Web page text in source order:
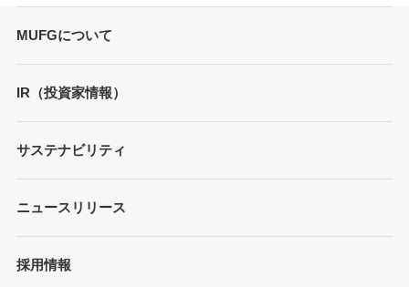
MUFGについて
トップメッセージ
MUFGブランド
ガバナンス
事業内容
IR（投資家情報）
財務情報
債券・格付情報
個人投資家の皆さまへ
各種レポート
サステナビリティ
各種レポート/データ/インデックス
方針/ガイドライン
ニュースリリース
採用情報